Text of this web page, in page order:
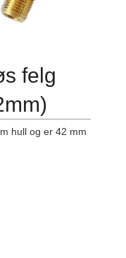
felg
hull og er 42 mm